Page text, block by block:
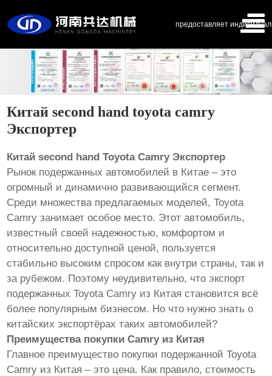
предоставляет
Китай second hand toyota camry
Экспортер
Китай second hand Toyota Camry Экспортер
Рынок подержанных автомобилей в Китае – это
огромный и динамично развивающийся сегмент.
Среди множества предлагаемых моделей, Toyota
Camry занимает особое место. Этот автомобиль,
известный своей надежностью, комфортом и
относительно доступной ценой, пользуется
стабильно высоким спросом как внутри страны, так и
за рубежом. Поэтому неудивительно, что экспорт
подержанных Toyota Camry из Китая становится всё
более популярным бизнесом. Но что нужно знать о
китайских экспортёрах таких автомобилей?
Преимущества покупки Camry из Китая
Главное преимущество покупки подержанной Toyota
Camry из Китая – это цена. Как правило, стоимость